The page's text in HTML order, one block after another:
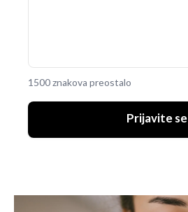
1500 znakova preostalo
Prijavite se